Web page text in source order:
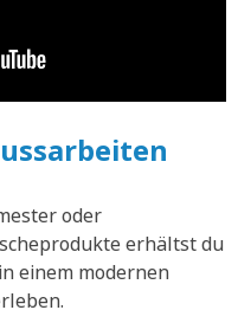
oder
erhältst du
einem modernen